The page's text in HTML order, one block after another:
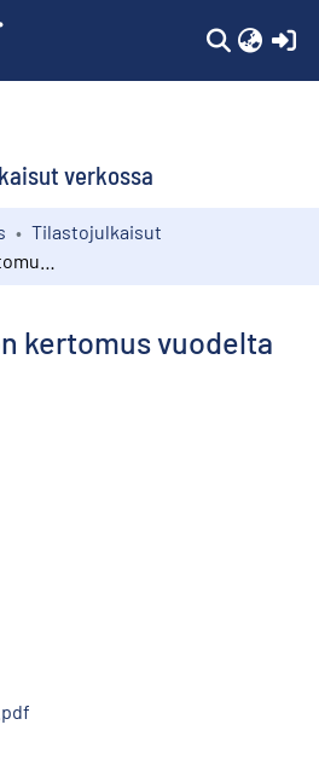
verkossa
Tilastojulkaisut
kertomus vuodelta